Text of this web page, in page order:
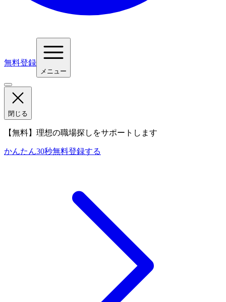
無料登録
メニュー
閉じる
【無料】理想の職場探しをサポートします
かんたん30秒無料登録する